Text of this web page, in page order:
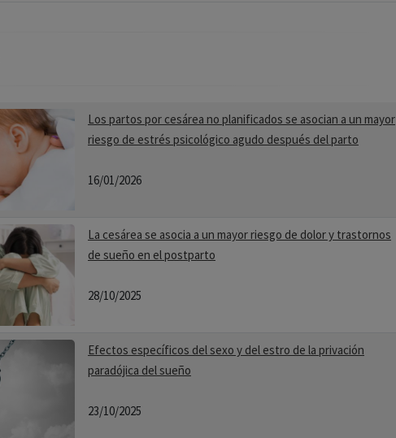
Los partos por cesárea no planificados se asocian a un mayor
riesgo de estrés psicológico agudo después del parto
16/01/2026
La cesárea se asocia a un mayor riesgo de dolor y trastornos
de sueño en el postparto
28/10/2025
Efectos específicos del sexo y del estro de la privación
paradójica del sueño
23/10/2025